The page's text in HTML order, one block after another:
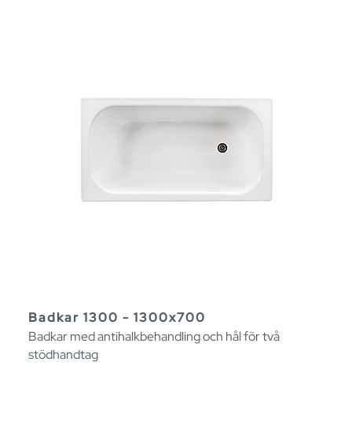
Badkar 1300 - 1300x700
Badkar med antihalkbehandling och hål för två
stödhandtag